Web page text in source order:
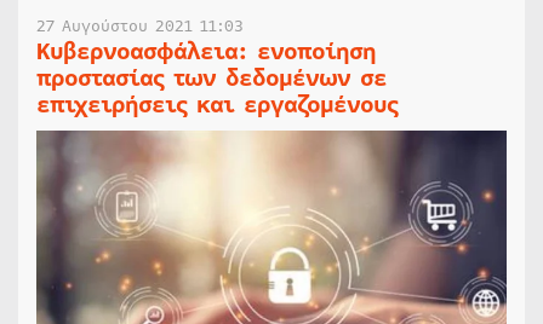
27 Αυγούστου 2021 11:03
Κυβερνοασφάλεια: ενοποίηση
προστασίας των δεδομένων σε
επιχειρήσεις και εργαζομένους